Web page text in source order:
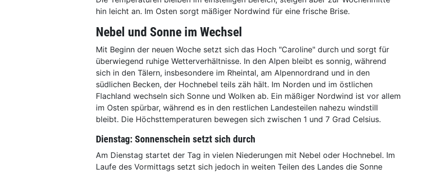
hin leicht an. Im Osten sorgt mäßiger Nordwind für eine frische Brise.
Nebel und Sonne im Wechsel
Mit Beginn der neuen Woche setzt sich das Hoch "Caroline" durch und sorgt für
überwiegend ruhige Wetterverhältnisse. In den Alpen bleibt es sonnig, während
sich in den Tälern, insbesondere im Rheintal, am Alpennordrand und in den
südlichen Becken, der Hochnebel teils zäh hält. Im Norden und im östlichen
Flachland wechseln sich Sonne und Wolken ab. Ein mäßiger Nordwind ist vor allem
im Osten spürbar, während es in den restlichen Landesteilen nahezu windstill
bleibt. Die Höchsttemperaturen bewegen sich zwischen 1 und 7 Grad Celsius.
Dienstag: Sonnenschein setzt sich durch
Am Dienstag startet der Tag in vielen Niederungen mit Nebel oder Hochnebel. Im
Laufe des Vormittags setzt sich jedoch in weiten Teilen des Landes die Sonne